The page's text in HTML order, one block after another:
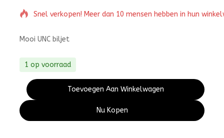
Snel verkopen! Meer dan 10 mensen hebben in hun
Mooi UNC biljet
1 op voorraad
Toevoegen Aan Winkelwagen
Nu Kopen